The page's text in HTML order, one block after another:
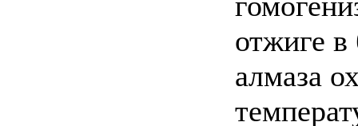
отжиге
алмаза